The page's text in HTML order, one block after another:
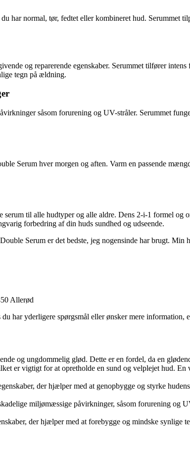
har normal, tør, fedtet eller kombineret hud. Serummet
og reparerende egenskaber. Serummet tilfører
tegn på ældning.
såsom forurening og UV-stråler. Serummet
Serum hver morgen og aften. Varm en passende
til alle hudtyper og alle aldre. Dens 2-i-1 formel
forbedring af din huds sundhed og udseende.
Serum er det bedste, jeg nogensinde har brugt.
Allerød
har yderligere spørgsmål eller ønsker mere
og ungdommelig glød. Dette er en fordel, da en
er vigtigt for at opretholde en sund og velplejet hud.
der hjælper med at genopbygge og styrke
miljømæssige påvirkninger, såsom forurening og
der hjælper med at forebygge og mindske